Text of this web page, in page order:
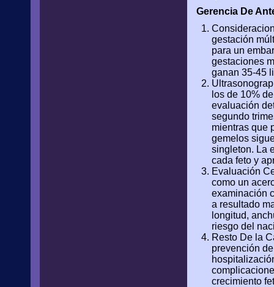
Gerencia De
gestación
para un
gestaciones
ganan 35-45
los de 10%
evaluación
segundo
mientras que
gemelos
singleton. La
cada feto y
Evaluación
como un
examinación
a resultado
longitud,
riesgo del
Resto De la
prevención
crecimiento